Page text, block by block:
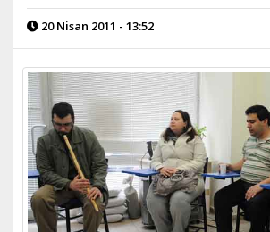
20 Nisan 2011 - 13:52